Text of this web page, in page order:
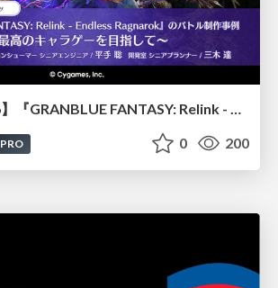
【CEDEC2026】『GRANBLUE FANTASY: Relink - Endless Ragnarok』のバトル制作事例 ～最高のキャラゲーを目指して～
PRO 0 200